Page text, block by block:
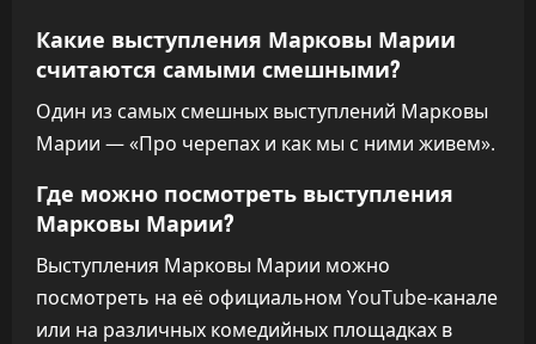
Какие выступления Марковы Марии
считаются самыми смешными?
Один из самых смешных выступлений Марковы
Марии — «Про черепах и как мы с ними живем».
Где можно посмотреть выступления
Марковы Марии?
Выступления Марковы Марии можно
посмотреть на её официальном YouTube-канале
или на различных комедийных площадках в